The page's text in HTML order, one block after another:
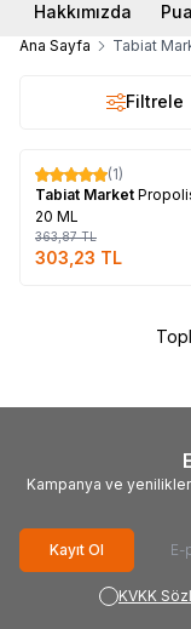
Hakkımızda
Ana Sayfa Tabiat
Filtrele
%17
(1)
Tabiat Market
20 ML
363,87TL
303,23 TL
Kampanya ve
Kayıt Ol
KVKK